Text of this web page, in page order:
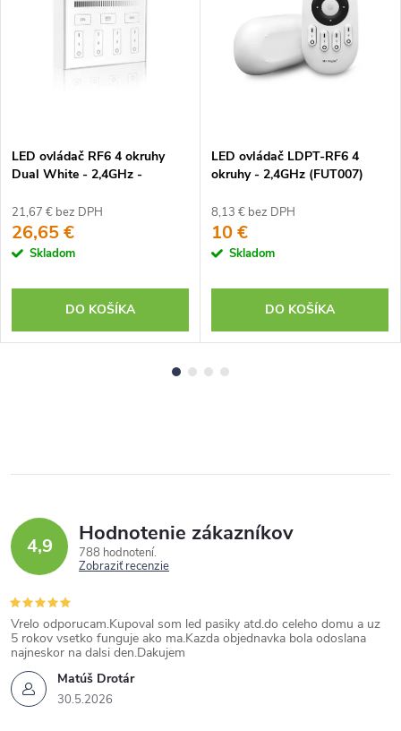
LED ovládač RF6 4 okruhy
Dual White - 2,4GHz -
21,67 € bez DPH
26,65 €
Skladom
DO KOŠÍKA
LED ovládač LDPT-RF6 4
okruhy - 2,4GHz (FUT007)
8,13 € bez DPH
10 €
Skladom
DO KOŠÍKA
4,9 Hodnotenie zákazníkov
788 hodnotení
Zobraziť recenzie
Matúš Drotár
30.5.2026
Vrelo odporucam.Kupoval som led pasiky atd.do celeho domu a uz
5 rokov vsetko funguje ako ma.Kazda objednavka bola odoslana
najneskor na dalsi den.Dakujem